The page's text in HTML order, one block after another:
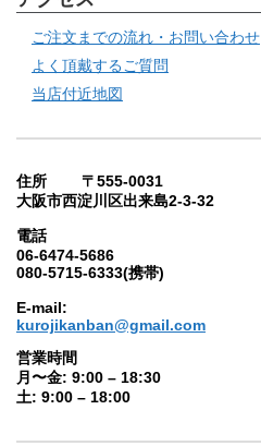
ご注文までの流れ・お問い合わせ
よく頂戴するご質問
当店付近地図
住所 〒555-0031
大阪市西淀川区出来島2-3-32
電話
06-6474-5686
080-5715-6333(携帯)
E-mail:
kurojikanban@gmail.com
営業時間
月〜金: 9:00 – 18:30
土: 9:00 – 18:00